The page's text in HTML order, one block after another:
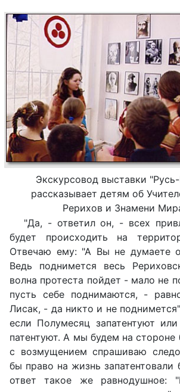
Экскурсовод выставки
рассказывает детям об
Рерихов и Знамени
"Да, - ответил он, - всех
будет происходить на
Отвечаю ему: "А Вы не думаете о
Ведь поднимется весь
волна протеста пойдет - мало не
пусть себе поднимаются, -
Лисак, - да никто и не
если Полумесяц запатентуют
патентуют. А мы будем на стороне
с возмущением спрашиваю
бы право на жизнь
ответ такое же равнодушное: